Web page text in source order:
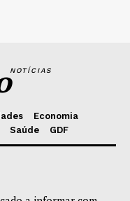
NOTÍCIAS
Economia
Saúde GDF